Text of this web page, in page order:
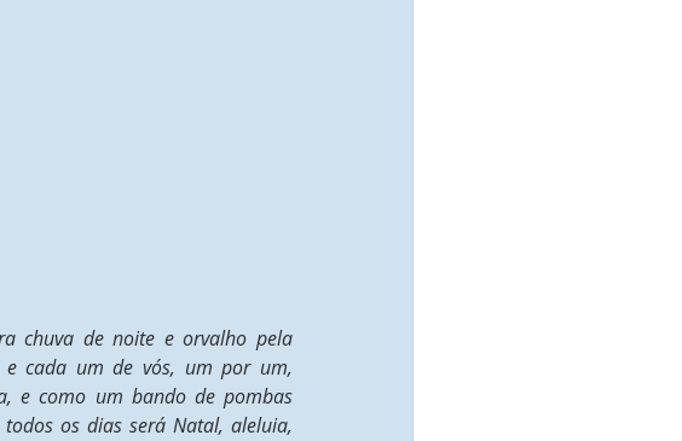
chuva de noite e orvalho pela
cada um de vós, um por um,
e como um bando de pombas
os dias será Natal, aleluia,